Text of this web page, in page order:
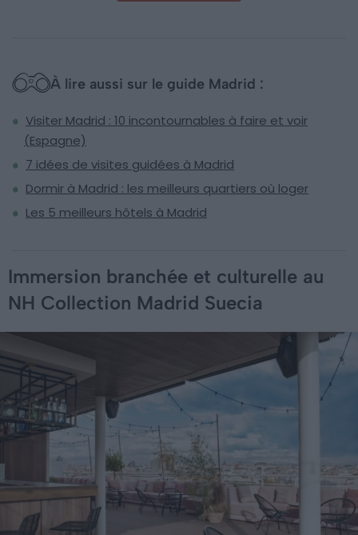
À lire aussi sur le guide Madrid :
Visiter Madrid : 10 incontournables à faire et voir
(Espagne)
7 idées de visites guidées à Madrid
Dormir à Madrid : les meilleurs quartiers où loger
Les 5 meilleurs hôtels à Madrid
Immersion branchée et culturelle au
NH Collection Madrid Suecia